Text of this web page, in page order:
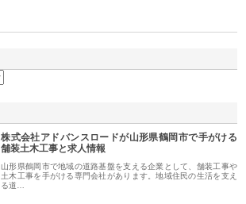
株式会社アドバンスロードが山形県鶴岡市で手がける
舗装土木工事と求人情報
山形県鶴岡市で地域の道路基盤を支える企業として、舗装工事や
土木工事を手がける専門会社があります。地域住民の生活を支え
る道…